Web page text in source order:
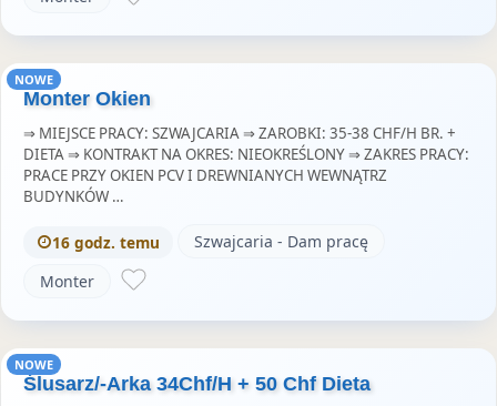
NOWE
Monter Okien
⇒ MIEJSCE PRACY: SZWAJCARIA ⇒ ZAROBKI: 35-38 CHF/H BR. +
DIETA ⇒ KONTRAKT NA OKRES: NIEOKREŚLONY ⇒ ZAKRES PRACY:
PRACE PRZY OKIEN PCV I DREWNIANYCH WEWNĄTRZ
BUDYNKÓW …
16 godz. temu
Szwajcaria - Dam pracę
Monter
NOWE
Ślusarz/-Arka 34Chf/H + 50 Chf Dieta